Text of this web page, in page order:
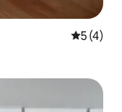
औसत रेटिंग
5 (4)